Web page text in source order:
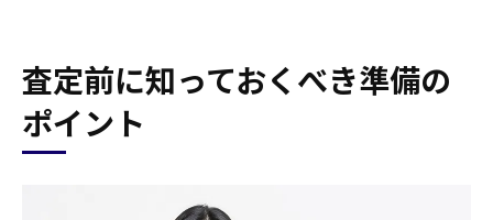
査定前に知っておくべき準備の
ポイント